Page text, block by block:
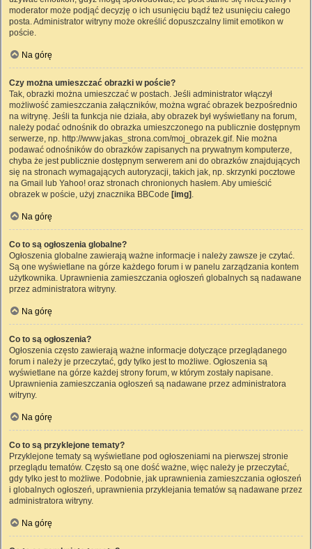
moderator może podjąć decyzję o ich usunięciu bądź też usunięciu całego
posta. Administrator witryny może określić dopuszczalny limit emotikon w
poście.
Na górę
Czy można umieszczać obrazki w poście?
Tak, obrazki można umieszczać w postach. Jeśli administrator włączył
możliwość zamieszczania załączników, można wgrać obrazek bezpośrednio
na witrynę. Jeśli ta funkcja nie działa, aby obrazek był wyświetlany na forum,
należy podać odnośnik do obrazka umieszczonego na publicznie dostępnym
serwerze, np. http://www.jakas_strona.com/moj_obrazek.gif. Nie można
podawać odnośników do obrazków zapisanych na prywatnym komputerze,
chyba że jest publicznie dostępnym serwerem ani do obrazków znajdujących
się na stronach wymagających autoryzacji, takich jak, np. skrzynki pocztowe
na Gmail lub Yahoo! oraz stronach chronionych hasłem. Aby umieścić
obrazek w poście, użyj znacznika BBCode [img] .
Na górę
Co to są ogłoszenia globalne?
Ogłoszenia globalne zawierają ważne informacje i należy zawsze je czytać.
Są one wyświetlane na górze każdego forum i w panelu zarządzania kontem
użytkownika. Uprawnienia zamieszczania ogłoszeń globalnych są nadawane
przez administratora witryny.
Na górę
Co to są ogłoszenia?
Ogłoszenia często zawierają ważne informacje dotyczące przeglądanego
forum i należy je przeczytać, gdy tylko jest to możliwe. Ogłoszenia są
wyświetlane na górze każdej strony forum, w którym zostały napisane.
Uprawnienia zamieszczania ogłoszeń są nadawane przez administratora
witryny.
Na górę
Co to są przyklejone tematy?
Przyklejone tematy są wyświetlane pod ogłoszeniami na pierwszej stronie
przeglądu tematów. Często są one dość ważne, więc należy je przeczytać,
gdy tylko jest to możliwe. Podobnie, jak uprawnienia zamieszczania ogłoszeń
i globalnych ogłoszeń, uprawnienia przyklejania tematów są nadawane przez
administratora witryny.
Na górę